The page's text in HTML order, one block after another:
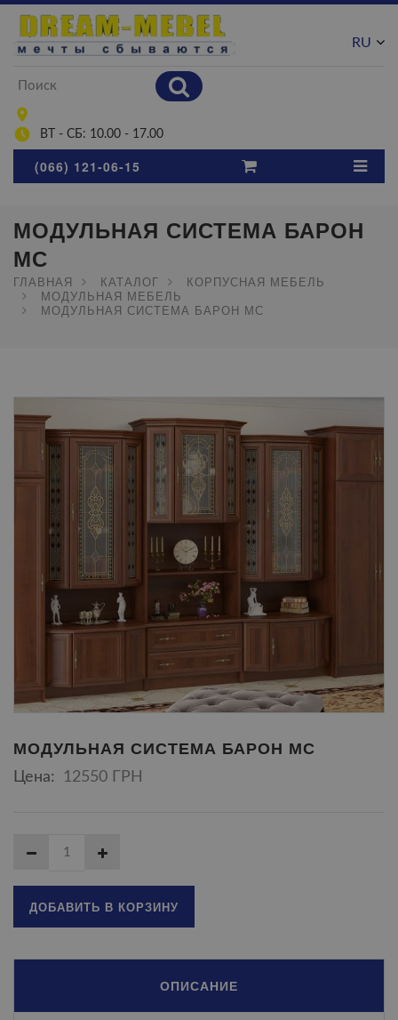
ВТ - СБ: 10.00 - 17.00
RU
(066) 121-06-15
МОДУЛЬНАЯ СИСТЕМА БАРОН
МС
ГЛАВНАЯ КАТАЛОГ
КОРПУСНАЯ МЕБЕЛЬ
МОДУЛЬНАЯ МЕБЕЛЬ
МОДУЛЬНАЯ СИСТЕМА БАРОН МС
МОДУЛЬНАЯ СИСТЕМА БАРОН МС
Цена: 12550 ГРН
ДОБАВИТЬ В КОРЗИНУ
ОПИСАНИЕ